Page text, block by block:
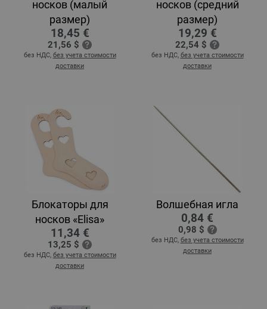
носков (малый
размер)
18,45 €
21,56 $
без НДС, без учета стоимости
доставки
носков (средний
размер)
19,29 €
22,54 $
без НДС, без учета стоимости
доставки
Блокаторы для
носков «Elisa»
11,34 €
13,25 $
без НДС, без учета стоимости
доставки
Волшебная игла
0,84 €
0,98 $
без НДС, без учета стоимости
доставки